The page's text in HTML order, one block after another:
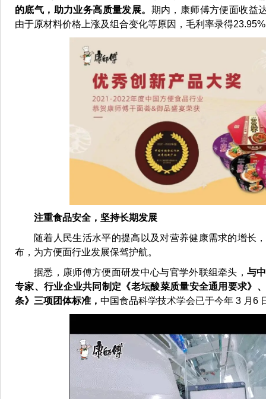
的底气，助力业务高质量发展。 期内，康师傅方便面收益
由于原材料价格上涨及组合变化等原因，毛利率录得
注重食品安全，坚持长期发展
随着人民生活水平的提高以及对营养健康需求的增长
布，为方便面行业发展保驾护航。
据悉，康师傅方便面研发中心与官学外联组牵头，与
专家、行业企业共同制定《老坛酸菜质量安全通用要求》
条》三项团体标准， 中国食品科学技术学会已于今年 3 月6